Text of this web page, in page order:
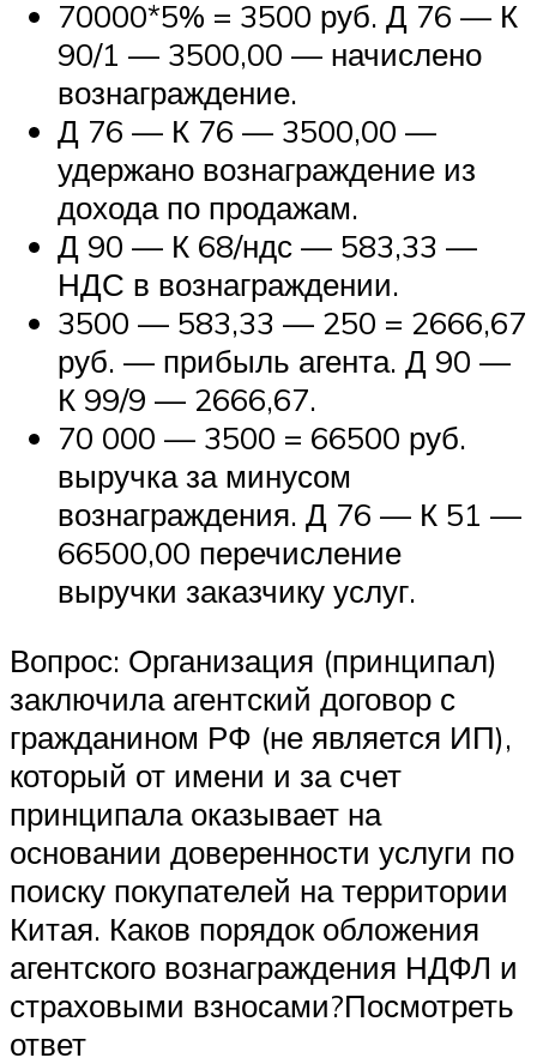
70000*5% = 3500 руб. Д 76 — К
90/1 — 3500,00 — начислено
вознаграждение.
Д 76 — К 76 — 3500,00 —
удержано вознаграждение из
дохода по продажам.
Д 90 — К 68/ндс — 583,33 —
НДС в вознаграждении.
3500 — 583,33 — 250 = 2666,67
руб. — прибыль агента. Д 90 —
К 99/9 — 2666,67.
70 000 — 3500 = 66500 руб.
выручка за минусом
вознаграждения. Д 76 — К 51 —
66500,00 перечисление
выручки заказчику услуг.
Вопрос: Организация (принципал)
заключила агентский договор с
гражданином РФ (не является ИП),
который от имени и за счет
принципала оказывает на
основании доверенности услуги по
поиску покупателей на территории
Китая. Каков порядок обложения
агентского вознаграждения НДФЛ и
страховыми взносами?Посмотреть
ответ